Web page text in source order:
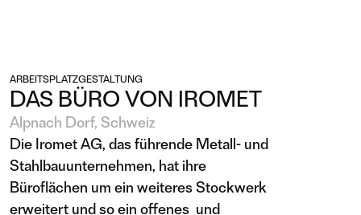
ARBEITSPLATZGESTALTUNG
DAS BÜRO VON IROMET
Alpnach Dorf, Schweiz
Die Iromet AG, das führende Metall- und
Stahlbauunternehmen, hat ihre
Büroflächen um ein weiteres Stockwerk
erweitert und so ein offenes und